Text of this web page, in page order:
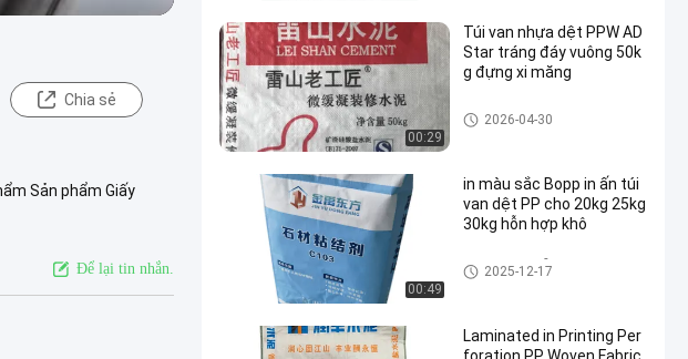
Chia sẻ
Sản phẩm Giấy
Để lại tin nhắn.
00:29
Túi van nhựa dệt PPW AD
Star tráng đáy vuông 50k
g đựng xi măng
Bao PP Xi Măng
2026-04-30
00:49
in màu sắc Bopp in ấn túi
van dệt PP cho 20kg 25kg
30kg hỗn hợp khô
Các túi cho hỗn hợp khô
2025-12-17
Laminated in Printing Per